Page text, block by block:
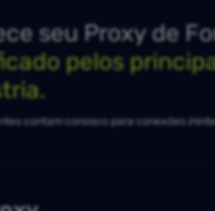
seu Proxy de
pelos
contam conosco para conexões